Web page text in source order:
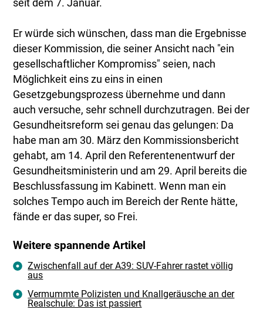
seit dem 7. Januar.
Er würde sich wünschen, dass man die Ergebnisse
dieser Kommission, die seiner Ansicht nach "ein
gesellschaftlicher Kompromiss" seien, nach
Möglichkeit eins zu eins in einen
Gesetzgebungsprozess übernehme und dann
auch versuche, sehr schnell durchzutragen. Bei der
Gesundheitsreform sei genau das gelungen: Da
habe man am 30. März den Kommissionsbericht
gehabt, am 14. April den Referentenentwurf der
Gesundheitsministerin und am 29. April bereits die
Beschlussfassung im Kabinett. Wenn man ein
solches Tempo auch im Bereich der Rente hätte,
fände er das super, so Frei.
Weitere spannende Artikel
Zwischenfall auf der A39: SUV-Fahrer rastet völlig
aus
Vermummte Polizisten und Knallgeräusche an der
Realschule: Das ist passiert